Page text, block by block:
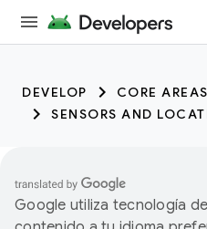
DEVELOP
CORE AREAS
SENSORS AND
Google utiliza tecnología